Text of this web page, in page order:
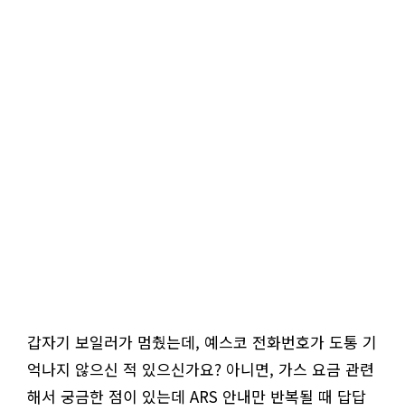
갑자기 보일러가 멈췄는데, 예스코 전화번호가 도통 기
억나지 않으신 적 있으신가요? 아니면, 가스 요금 관련
해서 궁금한 점이 있는데 ARS 안내만 반복될 때 답답